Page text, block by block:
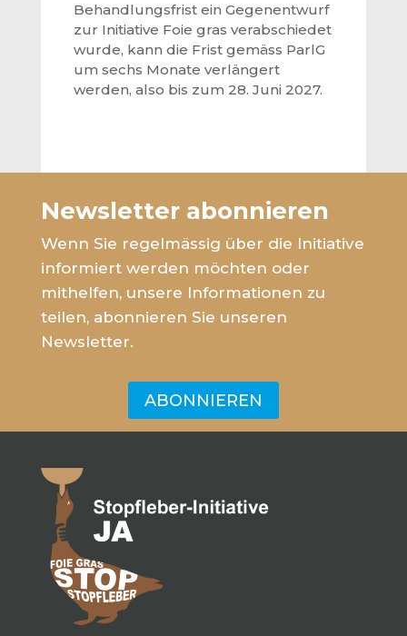
Behandlungsfrist ein Gegenentwurf
zur Initiative Foie gras verabschiedet
wurde, kann die Frist gemäss ParlG
um sechs Monate verlängert
werden, also bis zum 28. Juni 2027.
Newsletter abonnieren
Wenn Sie regelmässig über die Initiative
informiert werden möchten oder
mithelfen, unsere Informationen zu
teilen, abonnieren Sie unseren
Newsletter.
ABONNIEREN